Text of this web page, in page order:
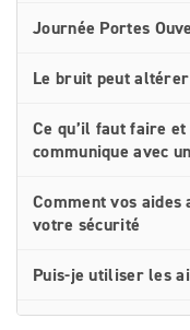
Journée Portes
Le bruit peut
Ce qu’il faut faire
communique avec
Comment vos
votre sécurité
Puis-je utiliser les